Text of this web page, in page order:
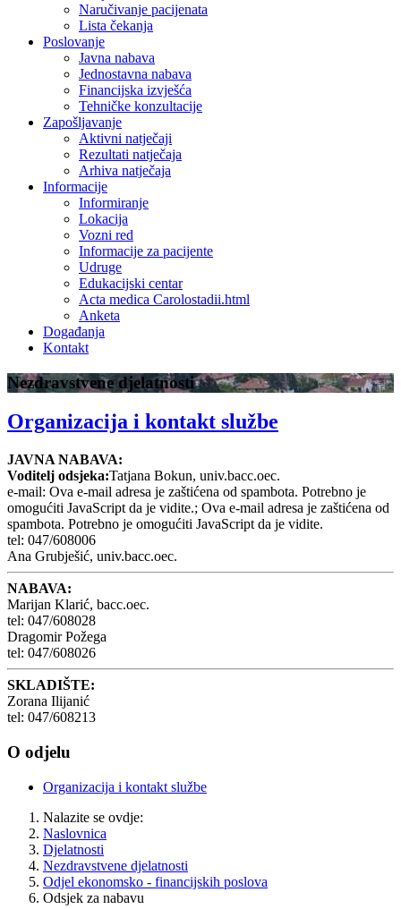
Naručivanje pacijenata
Lista čekanja
Poslovanje
Javna nabava
Jednostavna nabava
Financijska izvješća
Tehničke konzultacije
Zapošljavanje
Aktivni natječaji
Rezultati natječaja
Arhiva natječaja
Informacije
Informiranje
Lokacija
Vozni red
Informacije za pacijente
Udruge
Edukacijski centar
Acta medica Carolostadii.html
Anketa
Događanja
Kontakt
Nezdravstvene djelatnosti
Organizacija i kontakt službe
JAVNA NABAVA:
Voditelj odsjeka:Tatjana Bokun, univ.bacc.oec.
e-mail: Ova e-mail adresa je zaštićena od spambota. Potrebno je
omogućiti JavaScript da je vidite.; Ova e-mail adresa je zaštićena od
spambota. Potrebno je omogućiti JavaScript da je vidite.
tel: 047/608006
Ana Grubješić, univ.bacc.oec.
NABAVA:
Marijan Klarić, bacc.oec.
tel: 047/608028
Dragomir Požega
tel: 047/608026
SKLADIŠTE:
Zorana Ilijanić
tel: 047/608213
O odjelu
Organizacija i kontakt službe
Nalazite se ovdje:
Naslovnica
Djelatnosti
Nezdravstvene djelatnosti
Odjel ekonomsko - financijskih poslova
Odsjek za nabavu